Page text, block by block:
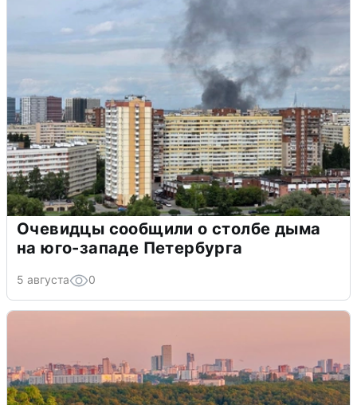
Очевидцы сообщили о столбе дыма
на юго-западе Петербурга
5 августа 0